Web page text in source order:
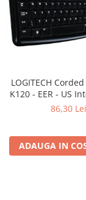
LOGITECH
K120 - EER - US
layout
86,30 Lei
ADAUGA IN